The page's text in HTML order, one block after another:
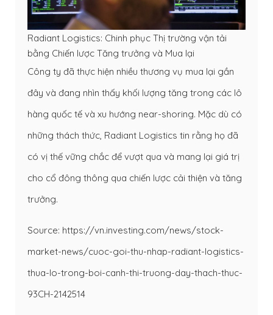
Radiant Logistics: Chinh phục Thị trường vận tải
bằng Chiến lược Tăng trưởng và Mua lại
Công ty đã thực hiện nhiều thương vụ mua lại gần
đây và đang nhìn thấy khối lượng tăng trong các lô
hàng quốc tế và xu hướng near-shoring. Mặc dù có
những thách thức, Radiant Logistics tin rằng họ đã
có vị thế vững chắc để vượt qua và mang lại giá trị
cho cổ đông thông qua chiến lược cải thiện và tăng
trưởng.
Source: https://vn.investing.com/news/stock-
market-news/cuoc-goi-thu-nhap-radiant-logistics-
thua-lo-trong-boi-canh-thi-truong-day-thach-thuc-
93CH-2142514